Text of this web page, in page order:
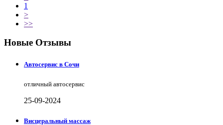
1
>
>>
Новые Отзывы
Автосервис в Сочи
отличный автосервис
25-09-2024
Висцеральный массаж